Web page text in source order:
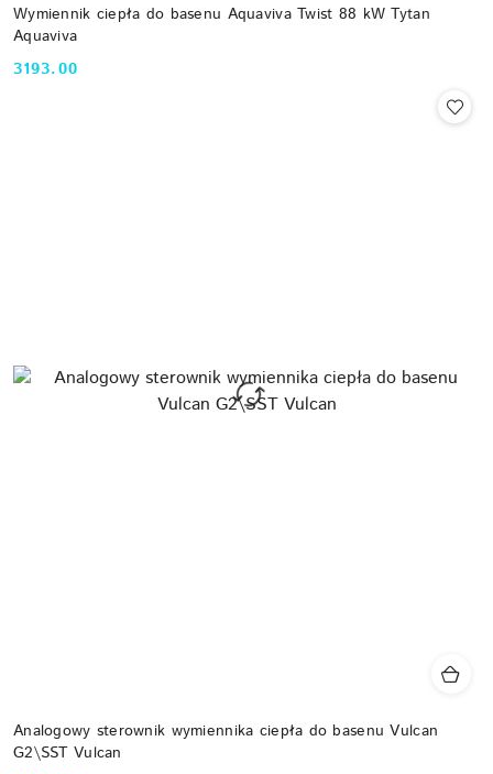
Wymiennik ciepła do basenu Aquaviva Twist 88 kW Tytan
Aquaviva
Cena:
3193.00
Analogowy sterownik wymiennika ciepła do basenu Vulcan
G2\SST Vulcan